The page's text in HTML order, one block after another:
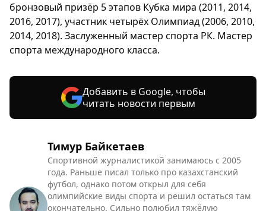
Тимур Байкетаев
Спортивной журналистикой занимаюсь с 2005
года. Раньше писал только про казахстанский
футбол, однако потом открыл для себя
олимпийские виды спорта и решил остаться там
окончательно. Сильно полюбил тяжёлую
бронзовый призёр 5 этапов Кубка мира (2011, 2014,
2016, 2017), участник четырёх Олимпиад (2006, 2010,
2014, 2018). Заслуженный мастер спорта РК. Мастер
спорта международного класса.
Добавить в Google, чтобы
читать новости первым